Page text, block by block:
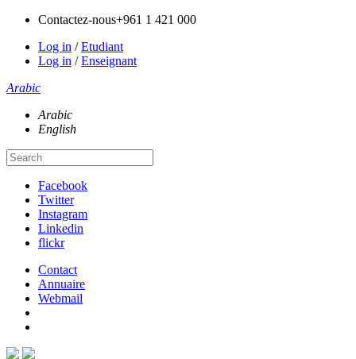
Contactez-nous+961 1 421 000
Log in /Etudiant
Log in /Enseignant
Arabic
Arabic
English
Facebook
Twitter
Instagram
Linkedin
flickr
Contact
Annuaire
Webmail